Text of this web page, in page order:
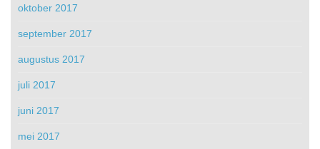
oktober 2017
september 2017
augustus 2017
juli 2017
juni 2017
mei 2017